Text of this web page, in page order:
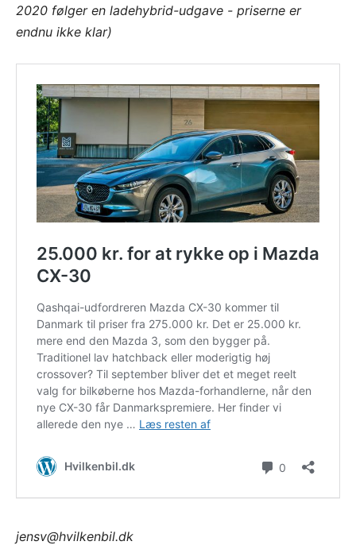
2020 følger en ladehybrid-udgave - priserne er
endnu ikke klar)
jensv@hvilkenbil.dk